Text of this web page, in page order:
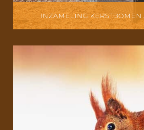
INZAMELING KERSTBOMEN